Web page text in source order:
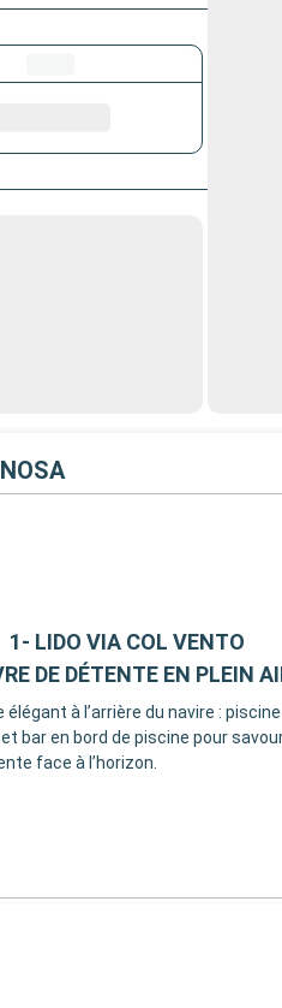
1- LIDO VIA COL VENTO
DE DÉTENTE EN PLEIN
à l’arrière du navire :
bar en bord de piscine pour
face à l’horizon.